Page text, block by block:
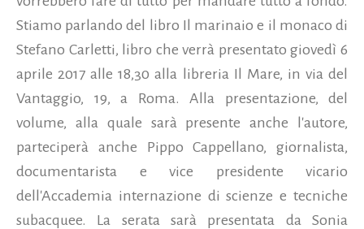
Stiamo parlando del libro Il marinaio e il monaco di
Stefano Carletti, libro che verrà presentato giovedì 6
aprile 2017 alle 18,30alla libreria Il Mare, in via del
Vantaggio, 19, a Roma. Alla presentazione, del
volume, alla quale sarà presente anche l'autore,
parteciperà anche Pippo Cappellano, giornalista,
documentarista e vice presidente vicario
dell'Accademia internazione di scienze e tecniche
subacquee. La serata sarà presentata da Sonia